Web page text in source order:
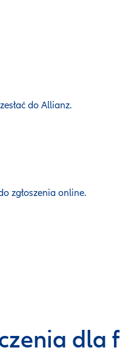
do Allianz.
zgłoszenia online.
dla